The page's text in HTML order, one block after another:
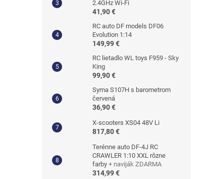
2.4GHz Wi-Fi
41,90 €
RC auto DF models DF06
Evolution 1:14
149,99 €
RC lietadlo WL toys F959 - Sky
King
99,90 €
Syma S107H s barometrom
červená
36,90 €
X-scooters XS04 48V Li
817,80 €
Terénne auto DF-4J RC
CRAWLER 1:10 XXL rôzne
farby + naviják ZDARMA
314,99 €